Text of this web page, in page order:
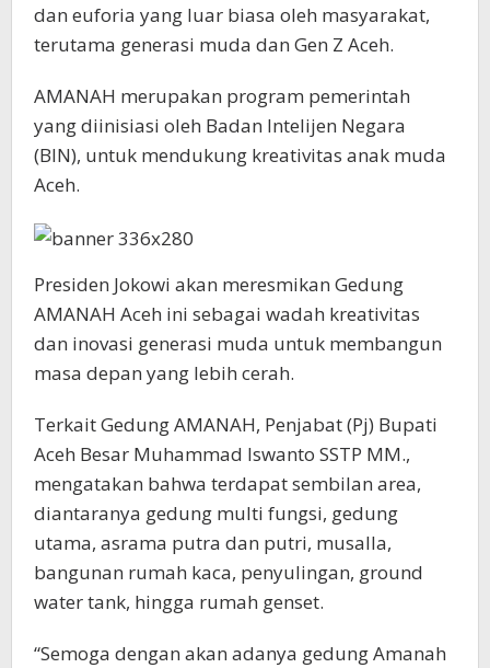
dan euforia yang luar biasa oleh masyarakat,
terutama generasi muda dan Gen Z Aceh.
AMANAH merupakan program pemerintah
yang diinisiasi oleh Badan Intelijen Negara
(BIN), untuk mendukung kreativitas anak muda
Aceh.
Presiden Jokowi akan meresmikan Gedung
AMANAH Aceh ini sebagai wadah kreativitas
dan inovasi generasi muda untuk membangun
masa depan yang lebih cerah.
Terkait Gedung AMANAH, Penjabat (Pj) Bupati
Aceh Besar Muhammad Iswanto SSTP MM.,
mengatakan bahwa terdapat sembilan area,
diantaranya gedung multi fungsi, gedung
utama, asrama putra dan putri, musalla,
bangunan rumah kaca, penyulingan, ground
water tank, hingga rumah genset.
“Semoga dengan akan adanya gedung Amanah